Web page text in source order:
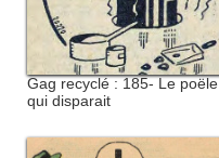
Gag recyclé : 185- Le poële
qui disparait